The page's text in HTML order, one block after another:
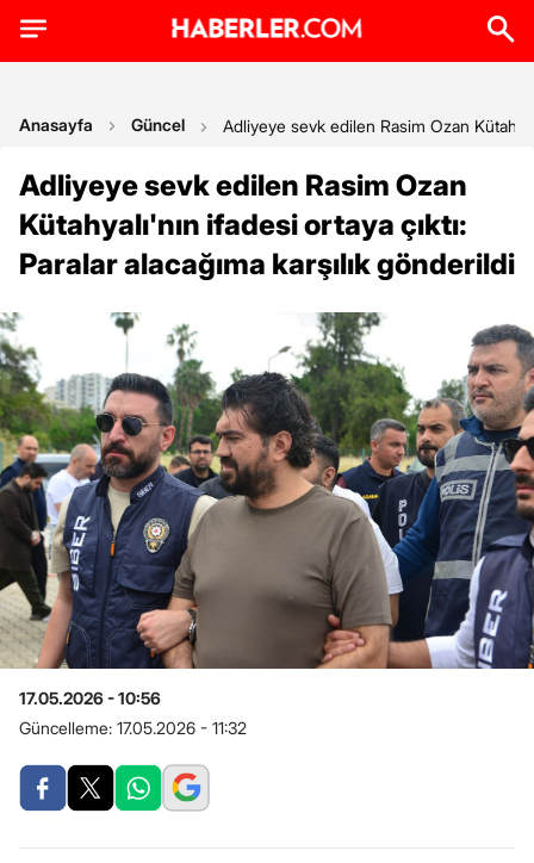
Anasayfa Güncel Adliyeye sevk edilen Rasim Ozan
Adliyeye sevk edilen Rasim Ozan
Kütahyalı'nın ifadesi ortaya çıktı:
Paralar alacağıma karşılık gönderildi
17.05.2026 - 10:56
Güncelleme: 17.05.2026 - 11:32